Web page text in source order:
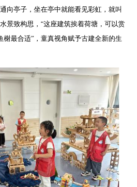
向亭子，坐在亭中就能看见彩虹，就叫
景致构思，“这座建筑挨着荷塘，可以赏
榭最合适”，童真视角赋予古建全新的生